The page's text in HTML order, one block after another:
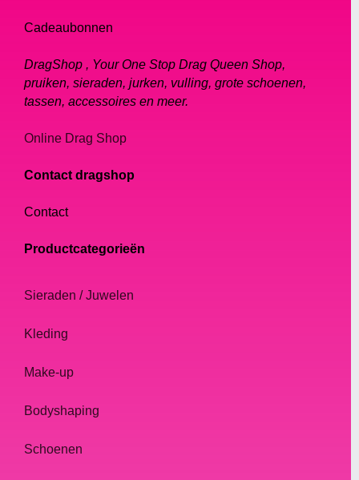
Cadeaubonnen
DragShop , Your One Stop Drag Queen Shop,
pruiken, sieraden, jurken, vulling, grote schoenen,
tassen, accessoires en meer.
Online Drag Shop
Contact dragshop
Contact
Productcategorieën
Sieraden / Juwelen
Kleding
Make-up
Bodyshaping
Schoenen